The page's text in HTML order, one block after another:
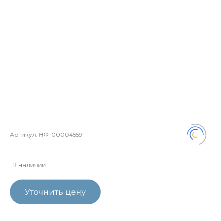
Артикул: НФ-00004559
В наличии
Уточнить цену